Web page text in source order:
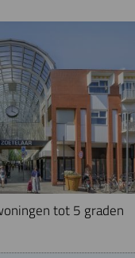
tot 5 graden